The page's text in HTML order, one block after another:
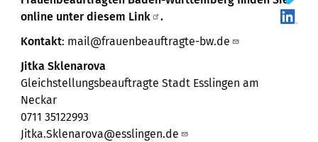
online unter diesem Link
.
Kontakt: mail@frauenbeauftragte-bw.de
Jitka Sklenarova
Gleichstellungsbeauftragte Stadt Esslingen am
Neckar
0711 35122993
Jitka.Sklenarova@esslingen.de